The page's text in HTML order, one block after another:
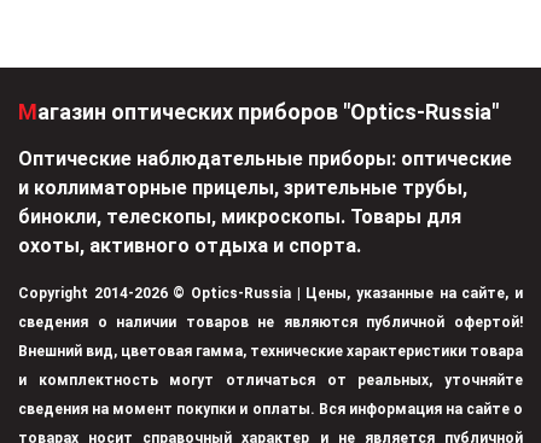
Магазин оптических приборов "Optics-Russia"
Оптические наблюдательные приборы: оптические
и коллиматорные прицелы, зрительные трубы,
бинокли, телескопы, микроскопы. Товары для
охоты, активного отдыха и спорта.
Copyright 2014-2026 © Optics-Russia | Цены, указанные на сайте, и
сведения о наличии товаров не являются публичной офертой!
Внешний вид, цветовая гамма, технические характеристики товара
и комплектность могут отличаться от реальных, уточняйте
сведения на момент покупки и оплаты. Вся информация на сайте о
товарах носит справочный характер и не является публичной